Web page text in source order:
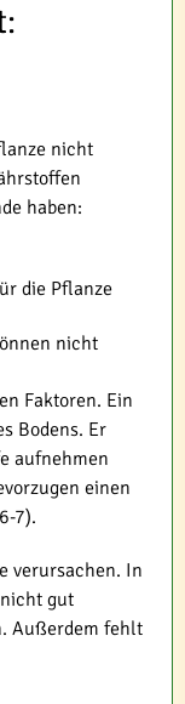
nicht
haben:
die Pflanze
nicht
Faktoren. Ein
Bodens. Er
aufnehmen
einen
7).
verursachen. In
gut
Außerdem fehlt